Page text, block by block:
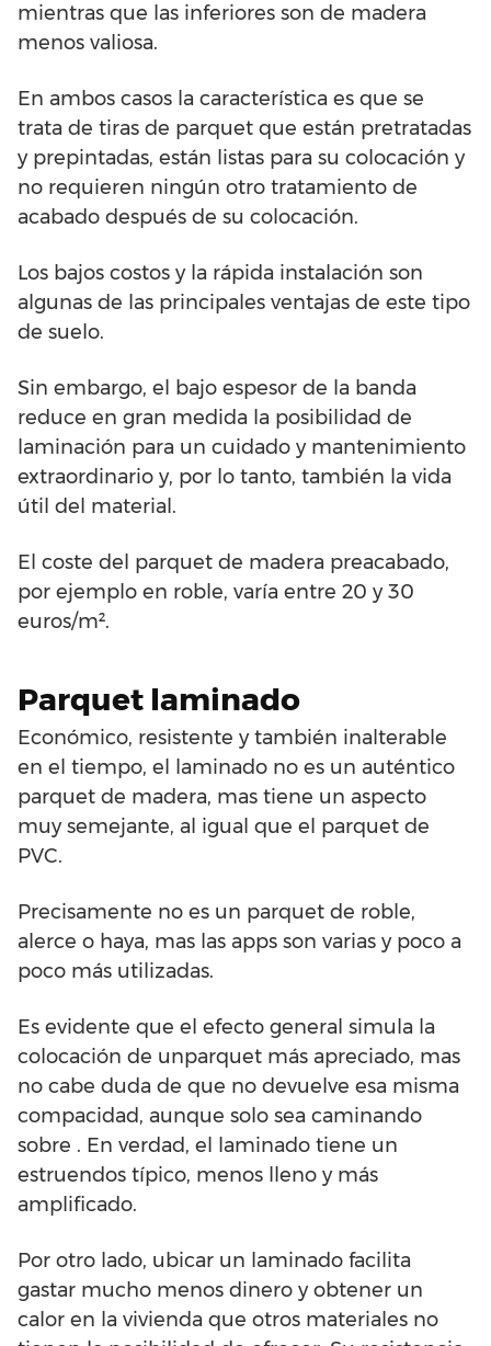
mientras que las inferiores son de madera
menos valiosa.
En ambos casos la característica es que se
trata de tiras de parquet que están pretratadas
y prepintadas, están listas para su colocación y
no requieren ningún otro tratamiento de
acabado después de su colocación.
Los bajos costos y la rápida instalación son
algunas de las principales ventajas de este tipo
de suelo.
Sin embargo, el bajo espesor de la banda
reduce en gran medida la posibilidad de
laminación para un cuidado y mantenimiento
extraordinario y, por lo tanto, también la vida
útil del material.
El coste del parquet de madera preacabado,
por ejemplo en roble, varía entre 20 y 30
euros/m².
Parquet laminado
Económico, resistente y también inalterable
en el tiempo, el laminado no es un auténtico
parquet de madera, mas tiene un aspecto
muy semejante, al igual que el parquet de
PVC.
Precisamente no es un parquet de roble,
alerce o haya, mas las apps son varias y poco a
poco más utilizadas.
Es evidente que el efecto general simula la
colocación de unparquet más apreciado, mas
no cabe duda de que no devuelve esa misma
compacidad, aunque solo sea caminando
sobre . En verdad, el laminado tiene un
estruendos típico, menos lleno y más
amplificado.
Por otro lado, ubicar un laminado facilita
gastar mucho menos dinero y obtener un
calor en la vivienda que otros materiales no